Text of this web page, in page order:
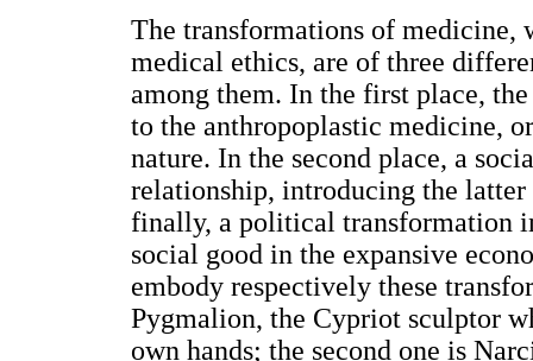
The transformations of medicine,
medical ethics, are of three
among them. In the first place,
to the anthropoplastic medicine,
nature. In the second place, a
relationship, introducing the
finally, a political transformation
social good in the expansive
embody respectively these
Pygmalion, the Cypriot sculptor
own hands; the second one is